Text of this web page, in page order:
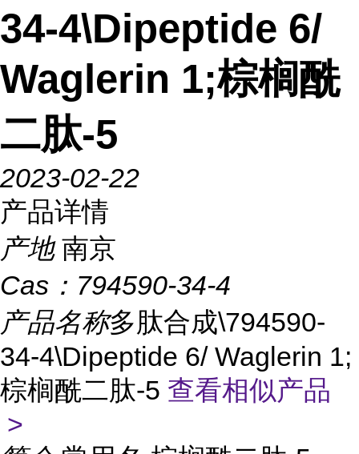
34-4\Dipeptide 6/
Waglerin 1;棕榈酰
二肽-5
2023-02-22
产品详情
产地 南京
Cas： 794590-34-4
产品名称多肽合成\794590-
34-4\Dipeptide 6/ Waglerin 1;
棕榈酰二肽-5 查看相似产品
>